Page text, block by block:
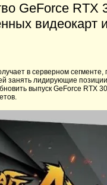
GeForce RTX
видеокарт
в серверном сегменте,
занять лидирующие
выпуск GeForce RTX